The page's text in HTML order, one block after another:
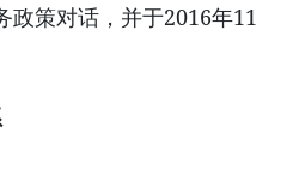
政策对话，并于2016年11